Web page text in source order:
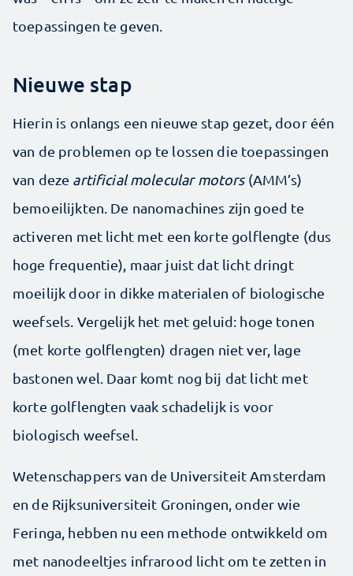
toepassingen te geven.
Nieuwe stap
Hierin is onlangs een nieuwe stap gezet, door één
van de problemen op te lossen die toepassingen
van deze artificial molecular motors(AMM’s)
bemoeilijkten. De nanomachines zijn goed te
activeren met licht met een korte golflengte (dus
hoge frequentie), maar juist dat licht dringt
moeilijk door in dikke materialen of biologische
weefsels. Vergelijk het met geluid: hoge tonen
(met korte golflengten) dragen niet ver, lage
bastonen wel. Daar komt nog bij dat licht met
korte golflengten vaak schadelijk is voor
biologisch weefsel.
Wetenschappers van de Universiteit Amsterdam
en de Rijksuniversiteit Groningen, onder wie
Feringa, hebben nu een methode ontwikkeld om
met nanodeeltjes infrarood licht om te zetten in